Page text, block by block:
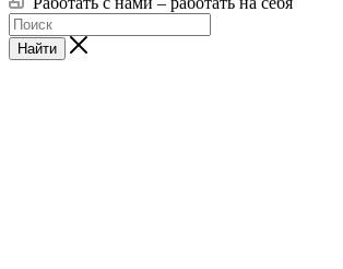
Найти